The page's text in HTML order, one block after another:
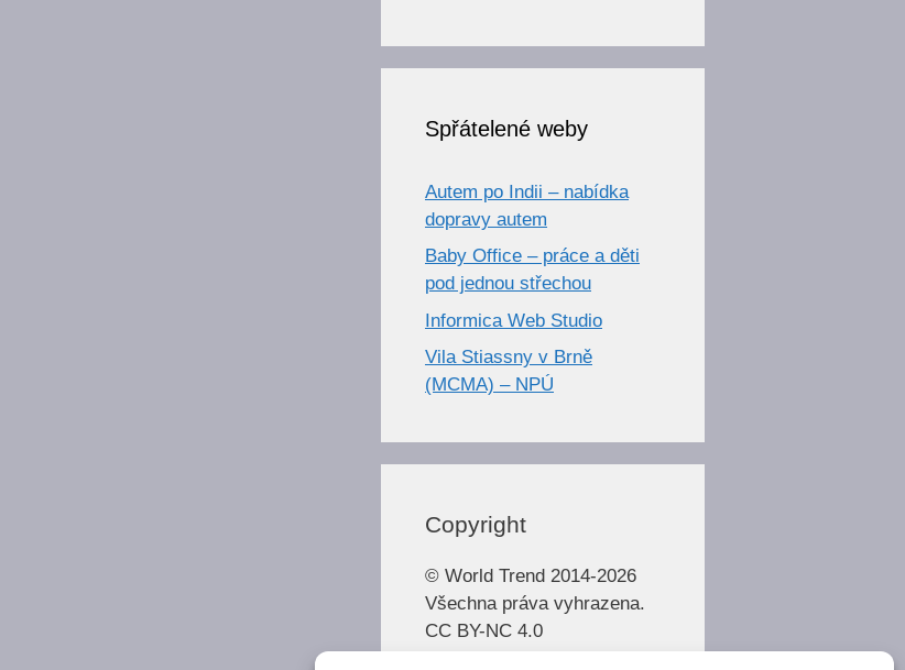
Spřátelené weby
Autem po Indii – nabídka
dopravy autem
Baby Office – práce a děti
pod jednou střechou
Informica Web Studio
Vila Stiassny v Brně
(MCMA) – NPÚ
Copyright
© World Trend 2014-2026
Všechna práva vyhrazena.
CC BY-NC 4.0